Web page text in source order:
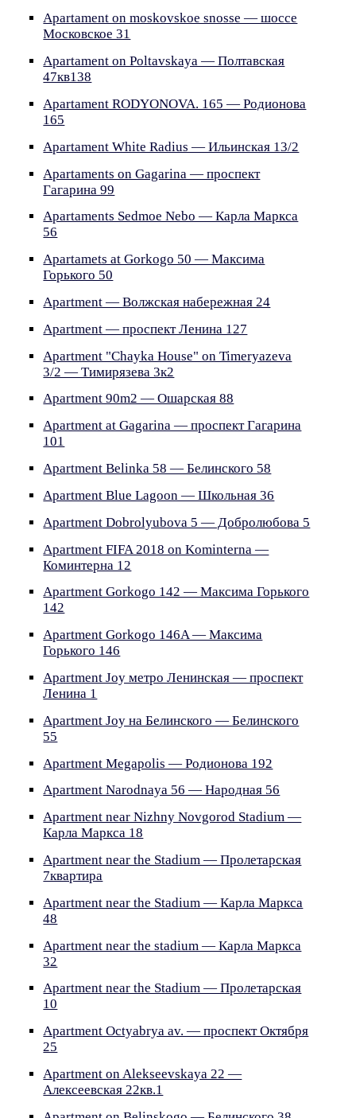
Apartament on moskovskoe snosse — шоссе
Московское 31
Apartament on Poltavskaya — Полтавская
47кв138
Apartament RODYONOVA. 165 — Родионова
165
Apartament White Radius — Ильинская 13/2
Apartaments on Gagarina — проспект
Гагарина 99
Apartaments Sedmoe Nebo — Карла Маркса
56
Apartamets at Gorkogo 50 — Максима
Горького 50
Apartment — Волжская набережная 24
Apartment — проспект Ленина 127
Apartment "Chayka House" on Timeryazeva
3/2 — Тимирязева 3к2
Apartment 90m2 — Ошарская 88
Apartment at Gagarina — проспект Гагарина
101
Apartment Belinka 58 — Белинского 58
Apartment Blue Lagoon — Школьная 36
Apartment Dobrolyubova 5 — Добролюбова 5
Apartment FIFA 2018 on Kominterna —
Коминтерна 12
Apartment Gorkogo 142 — Максима Горького
142
Apartment Gorkogo 146A — Максима
Горького 146
Apartment Joy метро Ленинская — проспект
Ленина 1
Apartment Joy на Белинского — Белинского
55
Apartment Megapolis — Родионова 192
Apartment Narodnaya 56 — Народная 56
Apartment near Nizhny Novgorod Stadium —
Карла Маркса 18
Apartment near the Stadium — Пролетарская
7квартира
Apartment near the Stadium — Карла Маркса
48
Apartment near the stadium — Карла Маркса
32
Apartment near the Stadium — Пролетарская
10
Apartment Octyabrya av. — проспект Октября
25
Apartment on Alekseevskaya 22 —
Алексеевская 22кв.1